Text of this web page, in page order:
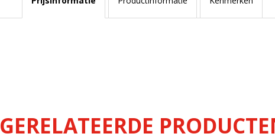
GERELATEERDE